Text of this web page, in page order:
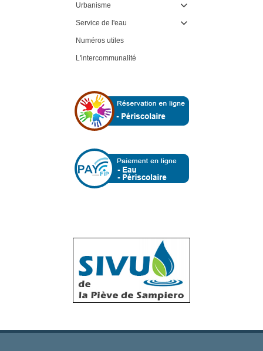
Urbanisme 
Service de l'eau 
Numéros utiles
L'intercommunalité